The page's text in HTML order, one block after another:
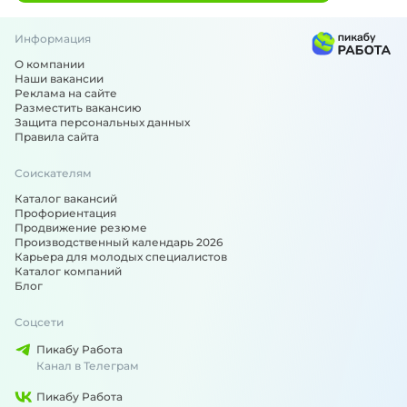
Информация
О компании
Наши вакансии
Реклама на сайте
Разместить вакансию
Защита персональных данных
Правила сайта
Соискателям
Каталог вакансий
Профориентация
Продвижение резюме
Производственный календарь 2026
Карьера для молодых специалистов
Каталог компаний
Блог
Соцсети
Пикабу Работа
Канал в Телеграм
Пикабу Работа